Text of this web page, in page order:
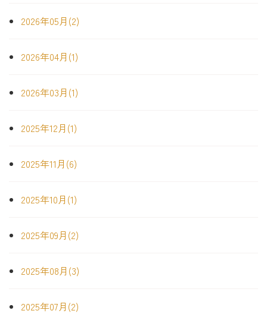
2026年05月(2)
2026年04月(1)
2026年03月(1)
2025年12月(1)
2025年11月(6)
2025年10月(1)
2025年09月(2)
2025年08月(3)
2025年07月(2)